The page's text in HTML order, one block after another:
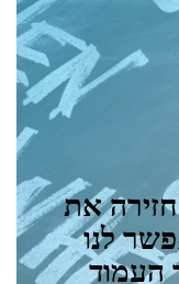
את
לנו
העמוד